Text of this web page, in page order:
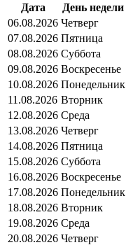
Дата
День недели
06.08.2026 Четверг
07.08.2026 Пятница
08.08.2026 Суббота
09.08.2026 Воскресенье
10.08.2026 Понедельник
11.08.2026 Вторник
12.08.2026 Среда
13.08.2026 Четверг
14.08.2026 Пятница
15.08.2026 Суббота
16.08.2026 Воскресенье
17.08.2026 Понедельник
18.08.2026 Вторник
19.08.2026 Среда
20.08.2026 Четверг